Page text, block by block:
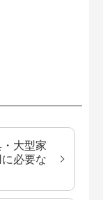
大型家
必要な